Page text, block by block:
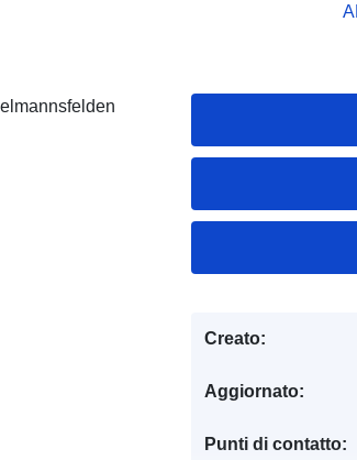
Creato:
Aggiornato:
Punti di contatto: